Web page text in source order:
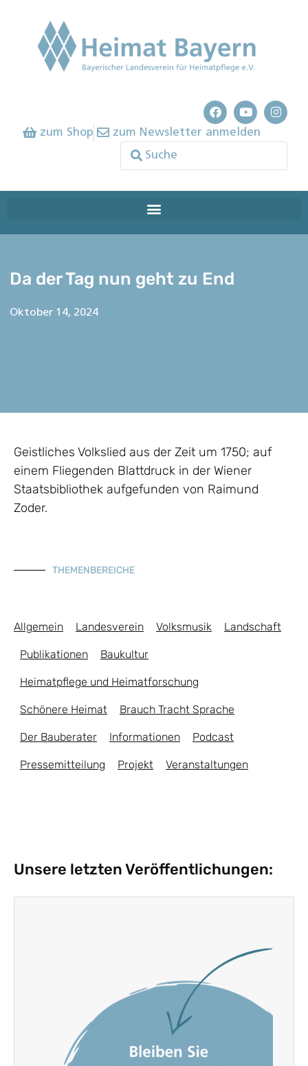
zum Shop zum Newsletter anmelden
Da der Tag nun geht zu End
Oktober 14, 2024
Geistliches Volkslied aus der Zeit um 1750; auf
einem Fliegenden Blattdruck in der Wiener
Staatsbibliothek aufgefunden von Raimund
Zoder.
THEMENBEREICHE
Allgemein Landesverein Volksmusik Landschaft
Publikationen Baukultur
Heimatpflege und Heimatforschung
Schönere Heimat Brauch Tracht Sprache
Der Bauberater Informationen Podcast
Pressemitteilung Projekt Veranstaltungen
Unsere letzten Veröffentlichungen: